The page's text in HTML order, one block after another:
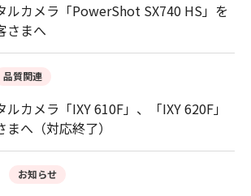
ルカメラ「PowerShot SX740 HS」を
さまへ
品質関連
カメラ「IXY 610F」、「IXY 620F」
へ（対応終了）
お知らせ